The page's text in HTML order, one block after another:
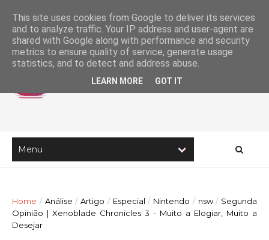
Home / Análise / Artigo / Especial / Nintendo / nsw / Segunda
Opinião | Xenoblade Chronicles 3 - Muito a Elogiar, Muito a
Desejar
This site uses cookies from Google to deliver its services
and to analyze traffic. Your IP address and user-agent are
shared with Google along with performance and security
metrics to ensure quality of service, generate usage
statistics, and to detect and address abuse.
LEARN MORE GOT IT